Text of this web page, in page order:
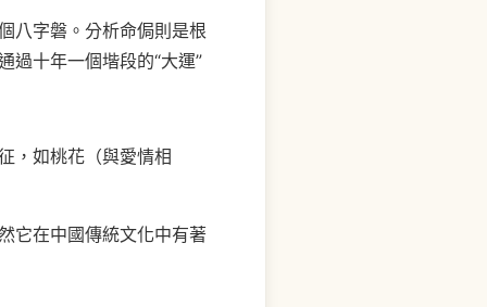
八字磐。分析命侷則是根
過十年一個堦段的“大運”
，如桃花（與愛情相
它在中國傳統文化中有著